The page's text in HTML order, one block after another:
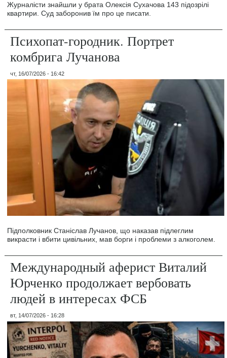
Журналісти знайшли у брата Олексія Сухачова 143 підозрілі
квартири. Суд заборонив їм про це писати.
Психопат-городник. Портрет
комбрига Лучанова
чт, 16/07/2026 - 16:42
Підполковник Станіслав Лучанов, що наказав підлеглим
викрасти і вбити цивільних, мав борги і проблеми з алкоголем.
Международный аферист Виталий
Юрченко продолжает вербовать
людей в интересах ФСБ
вт, 14/07/2026 - 16:28